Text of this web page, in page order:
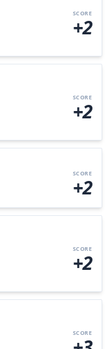
SCORE
+2
SCORE
+2
SCORE
+2
SCORE
+2
SCORE